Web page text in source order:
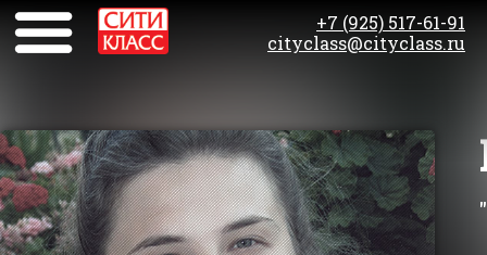
+7 (925) 517-61-91
cityclass@cityclass.ru